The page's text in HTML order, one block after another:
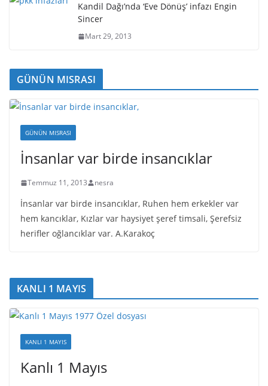
Kandil Dağı’nda ‘Eve Dönüş’ infazı Engin
Sincer
Mart 29, 2013
GÜNÜN MISRASI
GÜNÜN MISRASI
İnsanlar var birde insancıklar
Temmuz 11, 2013 nesra
İnsanlar var birde insancıklar, Ruhen hem erkekler var
hem kancıklar, Kızlar var haysiyet şeref timsali, Şerefsiz
herifler oğlancıklar var. A.Karakoç
KANLI 1 MAYIS
KANLI 1 MAYIS
Kanlı 1 Mayıs